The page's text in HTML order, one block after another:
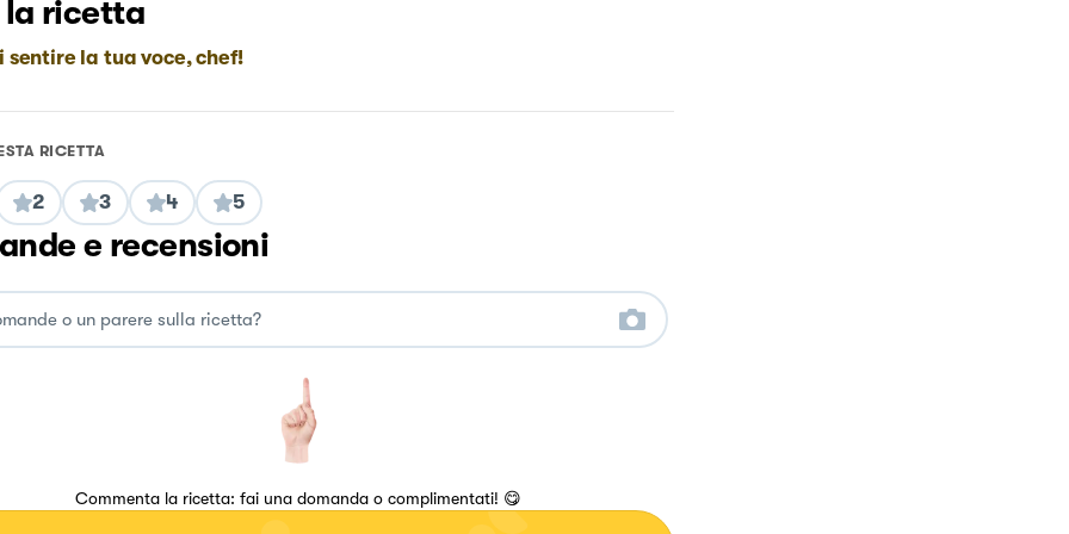
la ricetta
sentire la tua voce, chef!
RICETTA
2 3 4 5
e recensioni
Commenta la ricetta: fai una domanda o complimentati! 😋